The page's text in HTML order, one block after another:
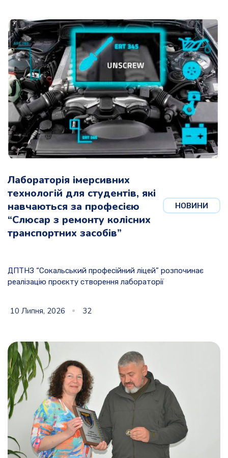
НОВИНИ
Лабораторія імерсивних
технологій для студентів, які
навчаються за професією
“Слюсар з ремонту колісних
транспортних засобів”
ДПТНЗ “Сокальський професійний ліцей” розпочинає
реалізацію проєкту створення лабораторії
10 Липня, 2026 32